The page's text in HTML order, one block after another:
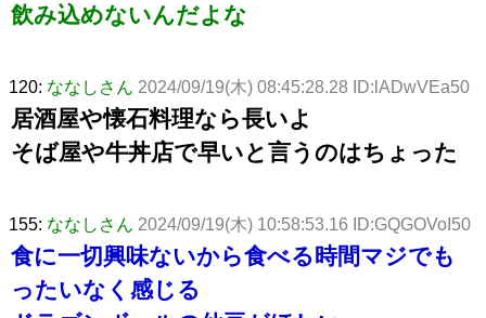
飲み込めないんだよな
120: ななしさん 2024/09/19(木) 08:45:28.28 ID:lADwVEa50
居酒屋や懐石料理なら長いよ
そば屋や牛丼店で早いと言うのはちょった
155: ななしさん 2024/09/19(木) 10:58:53.16 ID:GQGOVoI50
食に一切興味ないから食べる時間マジでも
ったいなく感じる